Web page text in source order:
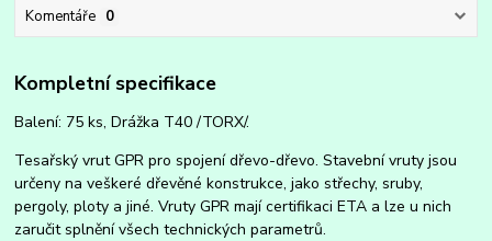
Komentáře 0
Kompletní specifikace
Balení: 75 ks, Drážka T40 /TORX/.
Tesařský vrut GPR pro spojení dřevo-dřevo. Stavební vruty jsou
určeny na veškeré dřevěné konstrukce, jako střechy, sruby,
pergoly, ploty a jiné. Vruty GPR mají certifikaci ETA a lze u nich
zaručit splnění všech technických parametrů.